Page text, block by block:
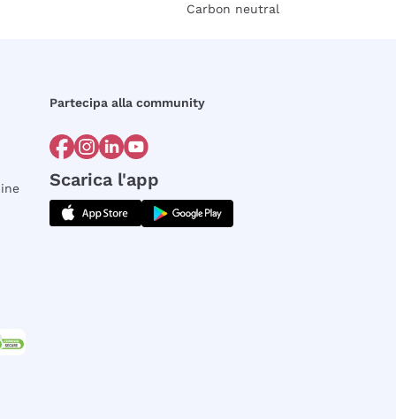
Carbon neutral
Partecipa alla community
Scarica l'app